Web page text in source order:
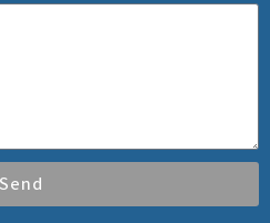
Send